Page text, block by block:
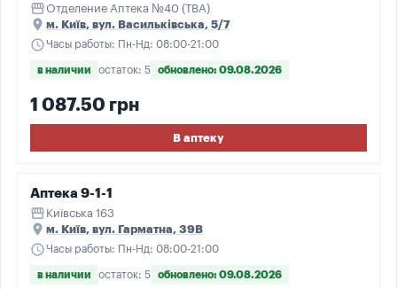
storefrontОтделение Аптека №40 (ТВА)
place м. Київ, вул. Васильківська, 5/7
scheduleЧасы работы: Пн-Нд: 08:00-21:00
в наличии остаток: 5 обновлено: 09.08.2026
1 087.50 грн
В аптеку
Аптека 9-1-1
storefront Київська 163
place м. Київ, вул. Гарматна, 39В
scheduleЧасы работы: Пн-Нд: 08:00-21:00
в наличии остаток: 5 обновлено: 09.08.2026